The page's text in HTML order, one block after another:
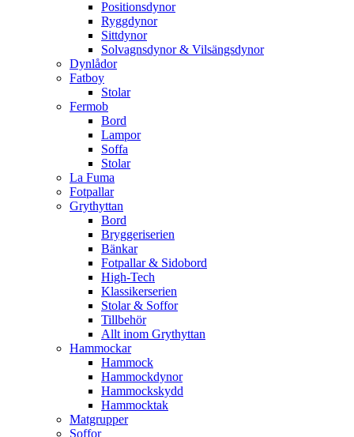
Positionsdynor
Ryggdynor
Sittdynor
Solvagnsdynor & Vilsängsdynor
Dynlådor
Fatboy
Stolar
Fermob
Bord
Lampor
Soffa
Stolar
La Fuma
Fotpallar
Grythyttan
Bord
Bryggeriserien
Bänkar
Fotpallar & Sidobord
High-Tech
Klassikerserien
Stolar & Soffor
Tillbehör
Allt inom Grythyttan
Hammockar
Hammock
Hammockdynor
Hammockskydd
Hammocktak
Matgrupper
Soffor